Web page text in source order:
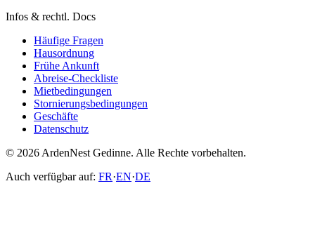
Infos & rechtl. Docs
Häufige Fragen
Hausordnung
Frühe Ankunft
Abreise-Checkliste
Mietbedingungen
Stornierungsbedingungen
Geschäfte
Datenschutz
© 2026 ArdenNest Gedinne. Alle Rechte vorbehalten.
Auch verfügbar auf: FR·EN·DE